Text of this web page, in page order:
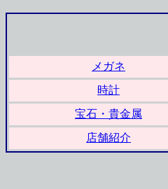
メガネ
時計
宝石・貴金属
店舗紹介